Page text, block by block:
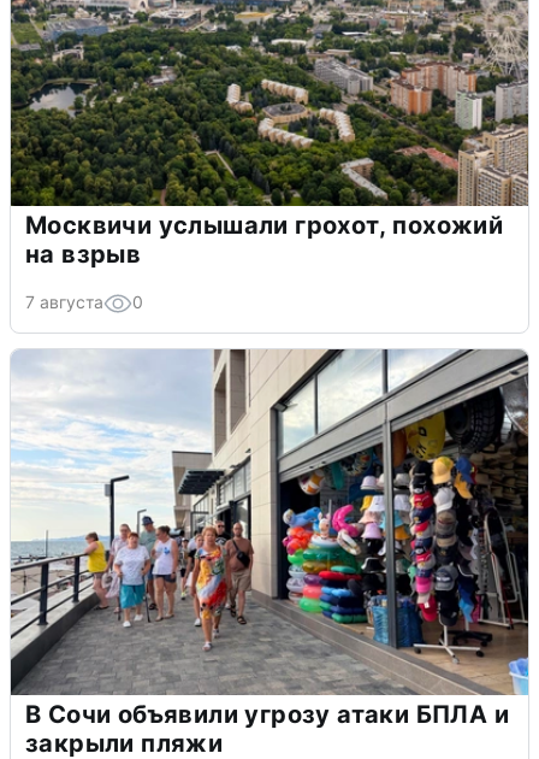
Москвичи услышали грохот, похожий
на взрыв
7 августа 0
В Сочи объявили угрозу атаки БПЛА и
закрыли пляжи